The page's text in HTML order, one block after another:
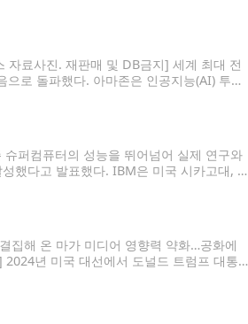
료사진. 재판매 및 DB금지] 세계 최대 전
로 돌파했다. 아마존은 인공지능(AI) 투자
퍼컴퓨터의 성능을 뛰어넘어 실제 연구와
했다고 발표했다. IBM은 미국 시카고대, 일
집해 온 마가 미디어 영향력 약화…공화에
년 미국 대선에서 도널드 트럼프 대통령